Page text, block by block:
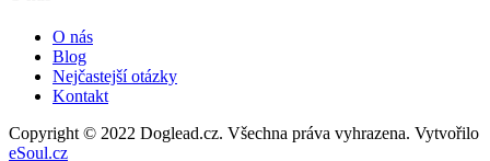
O nás
Blog
Nejčastejší otázky
Kontakt
Copyright © 2022 Doglead.cz. Všechna práva vyhrazena. Vytvořilo
eSoul.cz